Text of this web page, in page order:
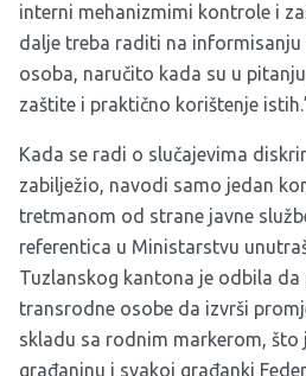
interni mehanizmimi kontrole i
dalje treba raditi na informisanju
osoba, naručito kada su u
zaštite i praktično korištenje
Kada se radi o slučajevima
zabilježio, navodi samo jedan
tretmanom od strane javne
referentica u Ministarstvu
Tuzlanskog kantona je odbila
transrodne osobe da izvrši
skladu sa rodnim markerom, što
građaninu i svakoj građanki